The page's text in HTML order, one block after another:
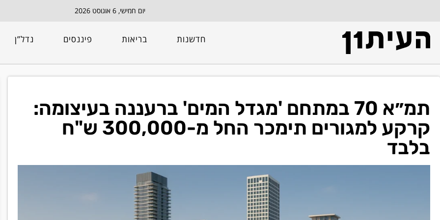
יום חמישי, 6 אוגוסט 2026
חדשנות בריאות פיננסים נדל”ן
תמ״א 70 במתחם 'מגדל המים' ברעננה בעיצומה:
קרקע למגורים תימכר החל מ-300,000 ש"ח
בלבד